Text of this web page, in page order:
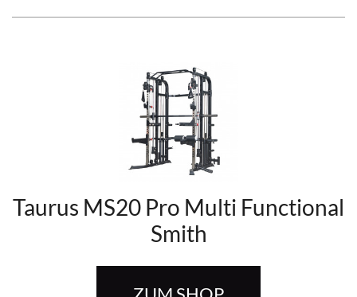
Taurus MS20 Pro Multi Functional
Smith